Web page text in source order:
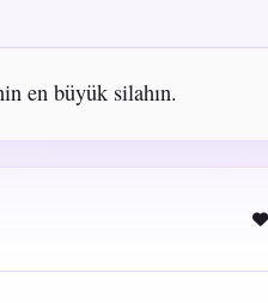
en büyük silahın.